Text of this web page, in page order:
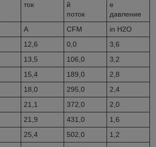
ток
й
поток
е
давление
A CFM
in H2O
12,6 0,0
3,6
13,5 106,0
3,2
15,4 189,0
2,8
18,0 295,0
2,4
21,1 372,0
2,0
21,9 431,0
1,6
25,4 502,0
1,2